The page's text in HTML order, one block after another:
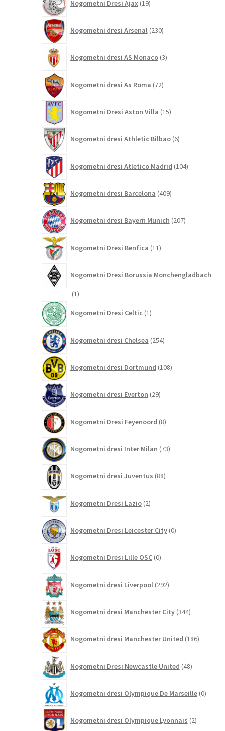
Nogometni Dresi Ajax 19izdelkov
Nogometni dresi Arsenal 230izdelkov
Nogometni dresi AS Monaco 3izdelki
Nogometni dresi As Roma 72izdelkov
Nogometni Dresi Aston Villa 15izdelkov
Nogometni dresi Athletic Bilbao 6izdelkov
Nogometni dresi Atletico Madrid 104izdelki
Nogometni dresi Barcelona 409izdelkov
Nogometni dresi Bayern Munich 207izdelkov
Nogometni Dresi Benfica 11izdelkov
Nogometni Dresi Borussia Monchengladbach
11
Nogometni Dresi Celtic 1izdelek
Nogometni dresi Chelsea 254izdelkov
Nogometni dresi Dortmund 108izdelkov
Nogometni dresi Everton 29izdelkov
Nogometni Dresi Feyenoord 8izdelkov
Nogometni dresi Inter Milan 73izdelkov
Nogometni dresi Juventus 88izdelkov
Nogometni Dresi Lazio 2izdelka
Nogometni Dresi Leicester City 0izdelkov
Nogometni Dresi Lille OSC 0izdelkov
Nogometni dresi Liverpool 292izdelkov
Nogometni dresi Manchester City 344izdelkov
Nogometni dresi Manchester United 186izdelkov
Nogometni Dresi Newcastle United 48izdelkov
Nogometni dresi Olympique De Marseille 0
Nogometni dresi Olympique Lyonnais 2izdelka